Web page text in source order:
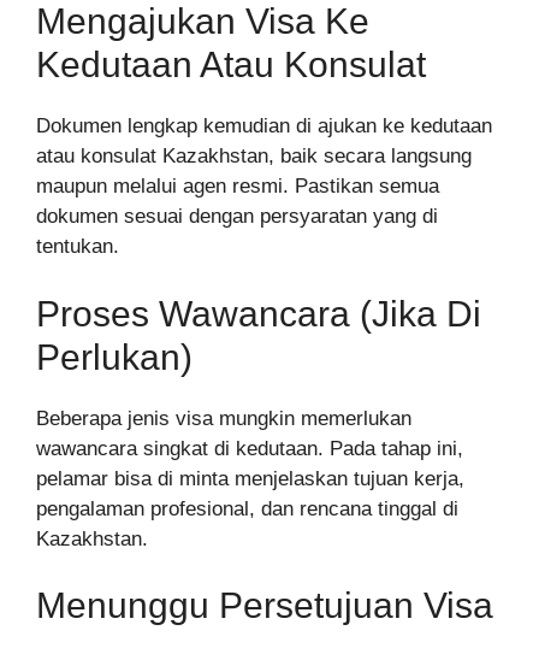
Mengajukan Visa Ke
Kedutaan Atau Konsulat
Dokumen lengkap kemudian di ajukan ke kedutaan
atau konsulat Kazakhstan, baik secara langsung
maupun melalui agen resmi. Pastikan semua
dokumen sesuai dengan persyaratan yang di
tentukan.
Proses Wawancara (Jika Di
Perlukan)
Beberapa jenis visa mungkin memerlukan
wawancara singkat di kedutaan. Pada tahap ini,
pelamar bisa di minta menjelaskan tujuan kerja,
pengalaman profesional, dan rencana tinggal di
Kazakhstan.
Menunggu Persetujuan Visa